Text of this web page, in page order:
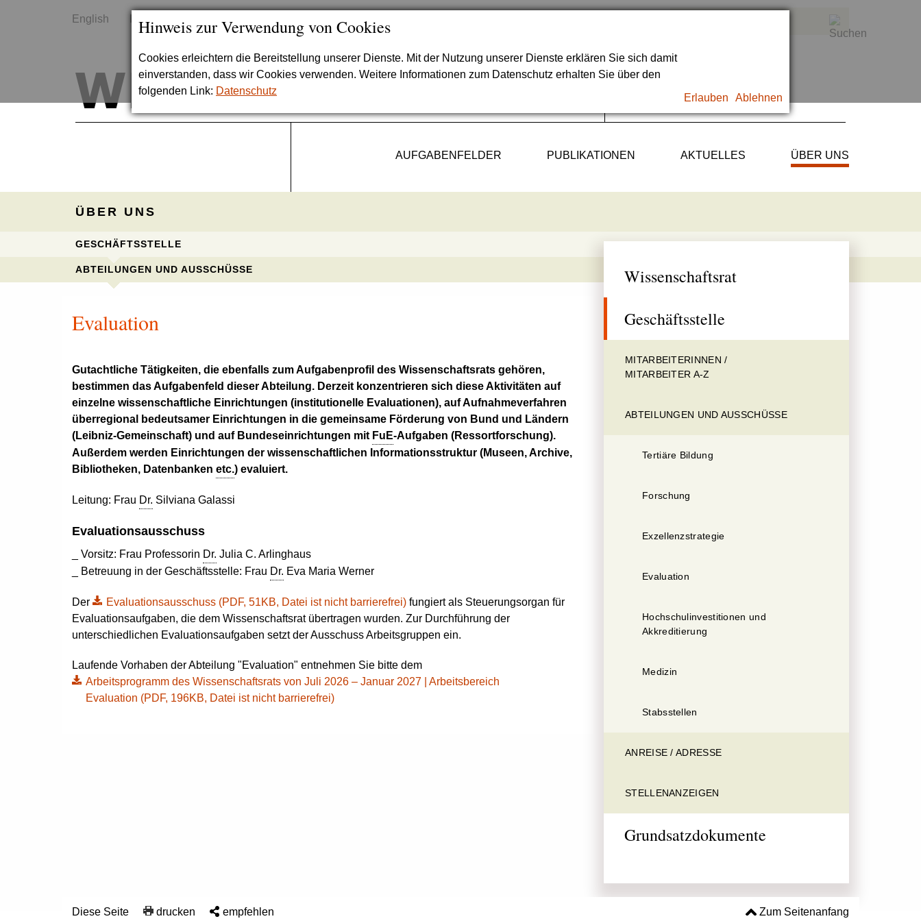
Hinweis zur Verwendung von Cookies
Cookies erleichtern die Bereitstellung unserer Dienste. Mit der Nutzung unserer Dienste erklären Sie sich damit
einverstanden, dass wir Cookies verwenden. Weitere Informationen zum Datenschutz erhalten Sie über den
folgenden Link: Datenschutz
Erlauben Ablehnen
English
AUFGABENFELDER PUBLIKATIONEN AKTUELLES ÜBER UNS
ÜBER UNS
GESCHÄFTSSTELLE
ABTEILUNGEN UND AUSSCHÜSSE
Evaluation
Gutachtliche Tätigkeiten, die ebenfalls zum Aufgabenprofil des Wissenschaftsrats gehören,
bestimmen das Aufgabenfeld dieser Abteilung. Derzeit konzentrieren sich diese Aktivitäten auf
einzelne wissenschaftliche Einrichtungen (institutionelle Evaluationen), auf Aufnahmeverfahren
überregional bedeutsamer Einrichtungen in die gemeinsame Förderung von Bund und Ländern
(Leibniz-Gemeinschaft) und auf Bundeseinrichtungen mit FuE-Aufgaben (Ressortforschung).
Außerdem werden Einrichtungen der wissenschaftlichen Informationsstruktur (Museen, Archive,
Bibliotheken, Datenbanken etc.) evaluiert.
Leitung: Frau Dr. Silviana Galassi
Evaluationsausschuss
_ Vorsitz: Frau Professorin Dr. Julia C. Arlinghaus
_ Betreuung in der Geschäftsstelle: Frau Dr. Eva Maria Werner
Der Evaluationsausschuss (PDF, 51KB, Datei ist nicht barrierefrei) fungiert als Steuerungsorgan für
Evaluationsaufgaben, die dem Wissenschaftsrat übertragen wurden. Zur Durchführung der
unterschiedlichen Evaluationsaufgaben setzt der Ausschuss Arbeitsgruppen ein.
Laufende Vorhaben der Abteilung "Evaluation" entnehmen Sie bitte dem
Arbeitsprogramm des Wissenschaftsrats von Juli 2026 – Januar 2027 | Arbeitsbereich
Evaluation (PDF, 196KB, Datei ist nicht barrierefrei)
Wissenschaftsrat
Geschäftsstelle
MITARBEITERINNEN /
MITARBEITER A-Z
ABTEILUNGEN UND AUSSCHÜSSE
Tertiäre Bildung
Forschung
Exzellenzstrategie
Evaluation
Hochschulinvestitionen und
Akkreditierung
Medizin
Stabsstellen
ANREISE / ADRESSE
STELLENANZEIGEN
Grundsatzdokumente
Diese Seite drucken empfehlen Zum Seitenanfang